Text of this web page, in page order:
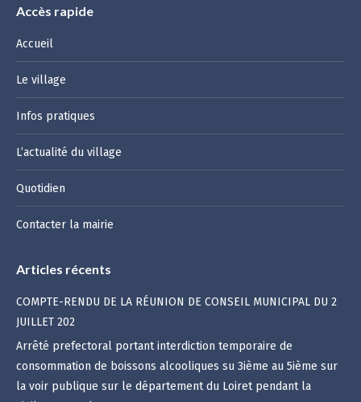
Accès rapide
Accueil
Le village
Infos pratiques
L’actualité du village
Quotidien
Contacter la mairie
Articles récents
COMPTE-RENDU DE LA RÉUNION DE CONSEIL MUNICIPAL DU 2
JUILLET 202
Arrêté prefectoral portant interdiction temporaire de
consommation de boissons alcooliques su 3ième au 5ième sur
la voir publique sur le département du Loiret pendant la